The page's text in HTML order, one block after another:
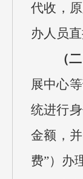
代收，
办人员
（
展中心
统进行
金额，
费”）办